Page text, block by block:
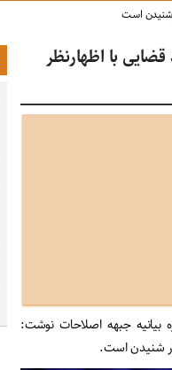
شنیدن است
با اظهارنظر
بیانیه جبهه اصلاحات نوشت:
در شنیدن است.